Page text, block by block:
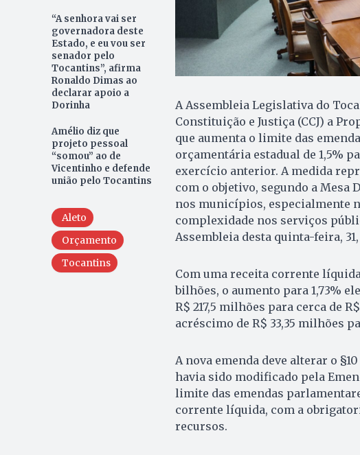
“A senhora vai ser
governadora deste
Estado, e eu vou ser
senador pelo
Tocantins”, afirma
Ronaldo Dimas ao
declarar apoio a
Dorinha
Amélio diz que
projeto pessoal
“somou” ao de
Vicentinho e defende
união pelo Tocantins
Aleto
Orçamento
Tocantins
A Assembleia Legislativa do
Constituição e Justiça (CCJ) a
que aumenta o limite das
orçamentária estadual de 1,5%
exercício anterior. A medida
com o objetivo, segundo a Mesa
nos municípios, especialmente
complexidade nos serviços
Assembleia desta quinta-feira,
Com uma receita corrente
bilhões, o aumento para 1,73%
R$ 217,5 milhões para cerca de
acréscimo de R$ 33,35 milhões
A nova emenda deve alterar o
havia sido modificado pela
limite das emendas
corrente líquida, com a
recursos.